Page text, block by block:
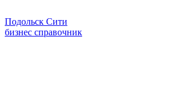
Подольск Сити
бизнес справочник